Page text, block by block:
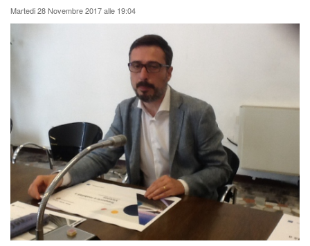
Martedi 28 Novembre 2017 alle 19:04